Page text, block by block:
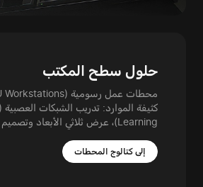
حلول سطح المكتب
Learning)، عرض ثلاثي الأبعاد وتصميم CAD/CAE
إلى كتالوج المحطات